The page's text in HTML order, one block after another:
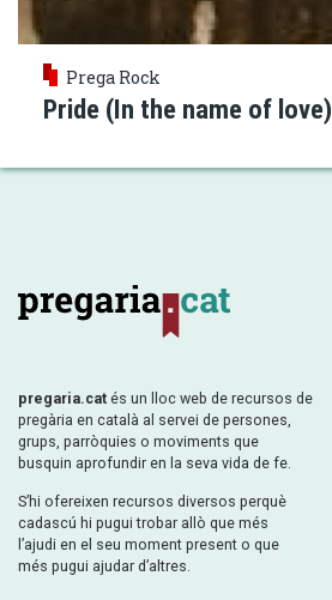
Prega Rock
Pride (In the name of love)
pregaria.cat és un lloc web de recursos de
pregària en català al servei de persones,
grups, parròquies o moviments que
busquin aprofundir en la seva vida de fe.
S’hi ofereixen recursos diversos perquè
cadascú hi pugui trobar allò que més
l’ajudi en el seu moment present o que
més pugui ajudar d’altres.